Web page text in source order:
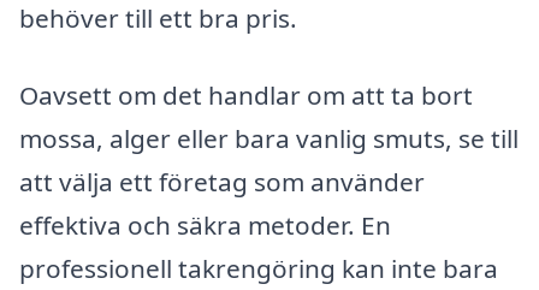
behöver till ett bra pris.
Oavsett om det handlar om att ta bort
mossa, alger eller bara vanlig smuts, se till
att välja ett företag som använder
effektiva och säkra metoder. En
professionell takrengöring kan inte bara